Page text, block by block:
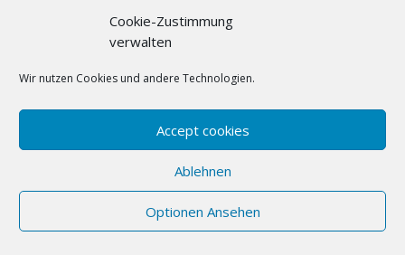
Cookie-Zustimmung
verwalten
Wir nutzen Cookies und andere Technologien.
Accept cookies
Ablehnen
Optionen Ansehen